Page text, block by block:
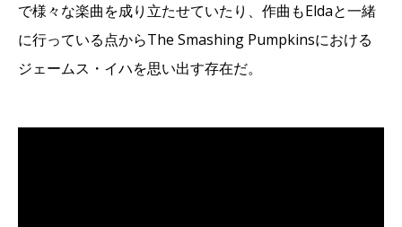
で様々な楽曲を成り立たせていたり、作曲もEldaと一緒
に行っている点からThe Smashing Pumpkinsにおける
ジェームス・イハを思い出す存在だ。